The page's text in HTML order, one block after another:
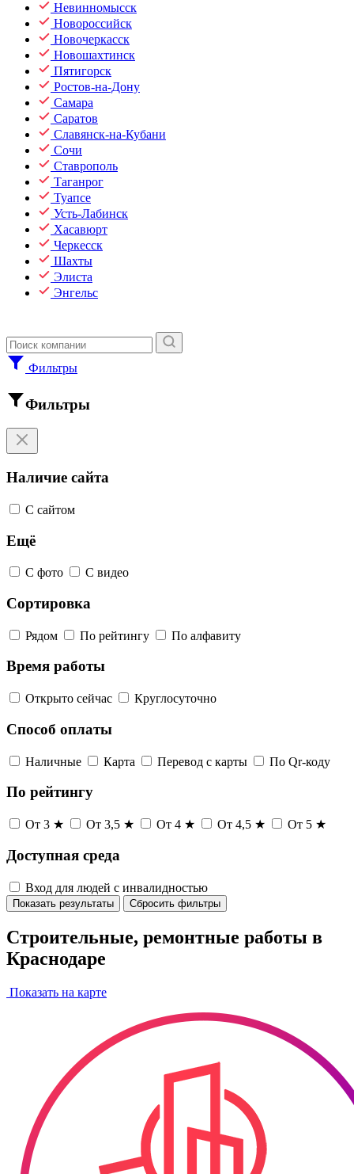
Невинномысск
Новороссийск
Новочеркасск
Новошахтинск
Пятигорск
Ростов-на-Дону
Самара
Саратов
Славянск-на-Кубани
Сочи
Ставрополь
Таганрог
Туапсе
Усть-Лабинск
Хасавюрт
Черкесск
Шахты
Элиста
Энгельс
Фильтры
Фильтры
Наличие сайта
С сайтом
Ещё
С фото С видео
Сортировка
Рядом По рейтингу По алфавиту
Время работы
Открыто сейчас Круглосуточно
Способ оплаты
Наличные Карта Перевод с карты По Qr-коду
По рейтингу
От 3 ★ От 3,5 ★ От 4 ★ От 4,5 ★ От 5 ★
Доступная среда
Вход для людей с инвалидностью
Показать результаты Сбросить фильтры
Строительные, ремонтные работы в
Краснодаре
Показать на карте